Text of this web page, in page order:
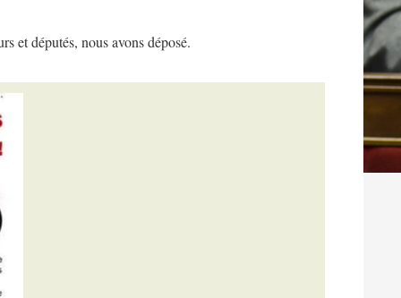
et députés, nous avons déposé.